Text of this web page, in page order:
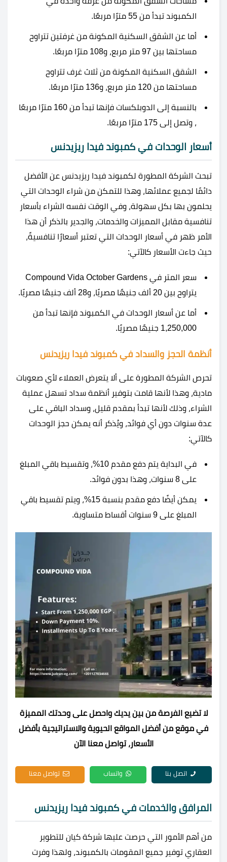
الكمبوند تبدأ من 55 مترًا مربعًا.
أما عن الشقق السكنية المكونة من غرفتين تتراوح
مساحتها بين 97 متر مربع، و108 مترًا مربعًا.
الشقق السكنية المكونة من ثلاث غرف تتراوح
مساحتها من 120 متر مربع، و136 مترًا مربعًا.
بالنسبة إلى الدوبلكسات فإنها تبدأ من 160 مترًا مربعًا
، وتصل إلى 175 مترًا مربعًا.
أسعار الوحدات في كمبوند فيدا ريزيدنس
تبحث الشركة المطورة لكمبوند فيدا ريزيدنس عن الأفضل
دائمًا لجميع عملائها، وهذا للتمكن من شراء الوحدات التي
يحلمون بها بكل سهولة، وفي الوقت نفسه الشراء بأسعار
تنافسية مقابل المميزات والخدمات، والجدير بالذكر أن هذا
الأمر ظهر في أسعار الوحدات التي تعتبر أسعارًا تنافسيةً،
حيث جاءت الأسعار كالآتي:
سعر المتر في Compound Vida October Gardens
يتراوح بين 20 ألف جنيهًا مصريًا، و28 ألف جنيهًا مصريًا.
أما عن أسعار الوحدات في الكمبوند فإنها تبدأ من
1,250,000 جنيهًا مصريًا.
أنظمة الحجز والسداد في كمبوند فيدا ريزيدنس
تحرص الشركة المطورة على ألا يتعرض العملاء لأي صعوبات
مادية، وهذا لأنها قامت بتوفير أنظمة سداد تسهل عملية
الشراء، وذلك لأنها تبدأ بمقدم قليل، وسداد الباقي على
عدة سنوات دون أي فوائد، ويُذكر أنه يمكن حجز الوحدات
كالآتي:
في البداية يتم دفع مقدم 10%، وتقسيط باقي المبلغ
على 8 سنوات، وهذا بدون فوائد.
يمكن أيضًا دفع مقدم بنسبة 15%، ويتم تقسيط باقي
المبلغ على 9 سنوات أقساط متساوية.
لا تضيع الفرصة من بين يديك واحصل على وحدتك المميزة
في موقع من أفضل المواقع الحيوية والاستراتيجية بأفضل
الأسعار، تواصل معنا الآن
اتصل بنا واتساب تواصل معنا
المرافق والخدمات في كمبوند فيدا ريزيدنس
من أهم الأمور التي حرصت عليها شركة كيان للتطوير
العقاري توفير جميع المقومات بالكمبوند، ولهذا وفرت